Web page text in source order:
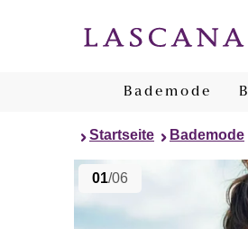
Bademode
Startseite Bademode
01/06